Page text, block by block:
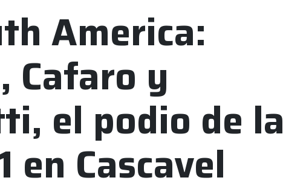
America:
Cafaro y
el podio de la
en Cascavel